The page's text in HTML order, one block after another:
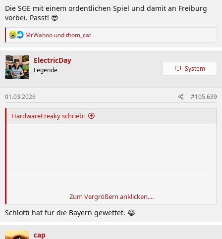
Die SGE mit einem ordentlichen Spiel und damit an Freiburg
vorbei. Passt! 😎
R
k
t
i
o
n
e
n
:
MrWahoo undthom_cat
ElectricDay
Legende System
01.03.2026 #105.639
HardwareFreaky schrieb:
Zum Vergrößern anklicken....
Schlotti hat für die Bayern gewettet. 😂
cap